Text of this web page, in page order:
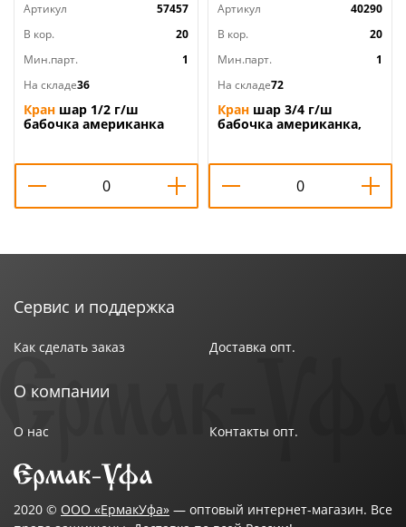
Артикул
57457
В кор.
20
Мин.парт.
1
На складе36
Кран шар 1/2 г/ш
бабочка американка
Артикул
40290
В кор.
20
Мин.парт.
1
На складе72
Кран шар 3/4 г/ш
бабочка американка,
Сервис и поддержка
Как сделать заказ Доставка опт.
О компании
О нас Контакты опт.
2020 © ООО «ЕрмакУфа» — оптовый интернет-магазин. Все